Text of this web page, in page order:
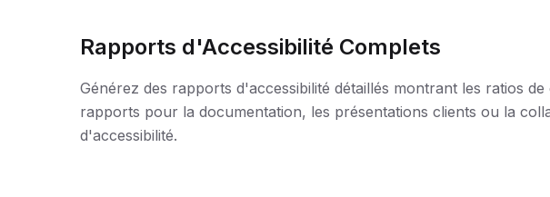
Rapports d'Accessibilité Complets
Générez des rapports d'accessibilité détaillés montrant les ratios
rapports pour la documentation, les présentations clients ou la
d'accessibilité.